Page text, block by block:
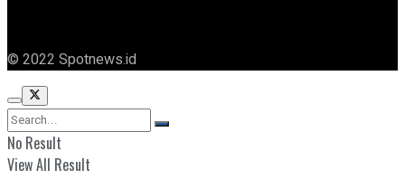
© 2022 Spotnews.id
No Result
View All Result